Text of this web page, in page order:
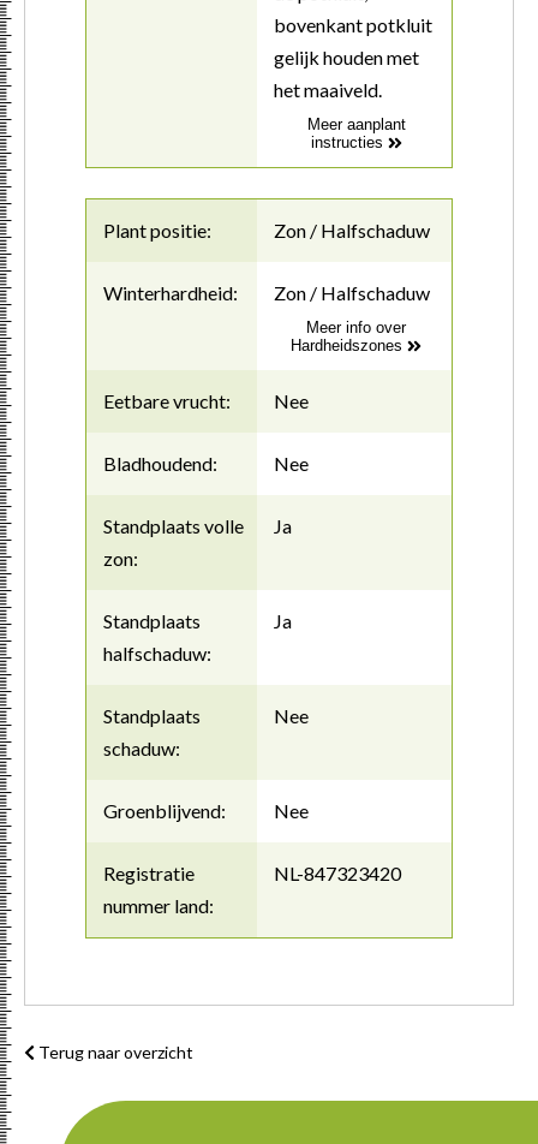
bovenkant potkluit
gelijk houden met
het maaiveld.
Meer aanplant
instructies
Plant positie: Zon / Halfschaduw
Winterhardheid: Zon / Halfschaduw
Meer info over
Hardheidszones
Eetbare vrucht: Nee
Bladhoudend: Nee
Standplaats volle
zon:
Ja
Standplaats
halfschaduw:
Ja
Standplaats
schaduw:
Nee
Groenblijvend: Nee
Registratie
nummer land:
NL-847323420
Terug naar overzicht